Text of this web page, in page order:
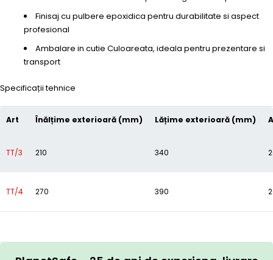
Finisaj cu pulbere epoxidica pentru durabilitate si aspect
profesional
Ambalare in cutie Culoareata, ideala pentru prezentare si
transport
Specificații tehnice
Art Înălțime exterioară (mm) Lățime exterioară (mm)
TT/3 210 340
TT/4 270 390